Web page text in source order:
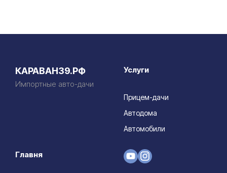
КАРАВАН39.РФ
Импортные авто-дачи
Услуги
Прицем-дачи
Автодома
Автомобили
Главня